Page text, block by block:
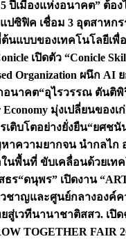
ปีเมืองแห่งอนาคต” ต้อ
แปซิฟิค เชื่อม 3 อุตสาหก
นแบบของเทคโนโลยีเพื่อ
เปิดตัว “Conicle
Organization ผนึก AI
อนาคต“อุไรวรรณ ตันติพิ
Economy มุ่งเปลี่ยนของ
เติบโตอย่างยั่งยืน“ยศชนั
าความยากจน นำกลไก
นพื้นที่ ขับเคลื่อนด้วยเท
ธร“ดนุพร” เปิดงาน
ชาญและศูนย์กลางองค์
เวทีนานาชาติสสว. เปิ
TOGETHER FAIR